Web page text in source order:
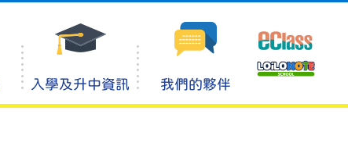
入學及升中資訊 我們的夥伴